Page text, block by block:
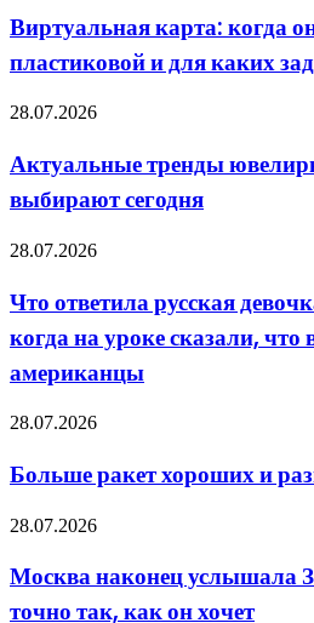
когда
она
удобнее
и
задач
подходит
Виртуальная карта: когда
пластиковой и для каких
Актуальные
ювелирных
украшений:
что
сегодня
28.07.2026
Актуальные тренды
выбирают сегодня
Что
русская
девочка
в
США,
на
сказали,
что
выиграли
28.07.2026
Что ответила русская
когда на уроке сказали,
американцы
Больше
хороших
и
28.07.2026
Больше ракет хороших и
Москва
услышала
Зеленского:
будет
28.07.2026
Москва наконец услышала
точно так, как он хочет